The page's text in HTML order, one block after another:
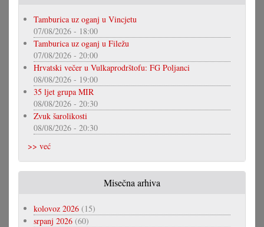
Tamburica uz oganj u Vincjetu
07/08/2026 - 18:00
Tamburica uz oganj u Filežu
07/08/2026 - 20:00
Hrvatski večer u Vulkaprodrštofu: FG Poljanci
08/08/2026 - 19:00
35 ljet grupa MIR
08/08/2026 - 20:30
Zvuk šarolikosti
08/08/2026 - 20:30
>> već
Misečna arhiva
kolovoz 2026 (15)
srpanj 2026 (60)